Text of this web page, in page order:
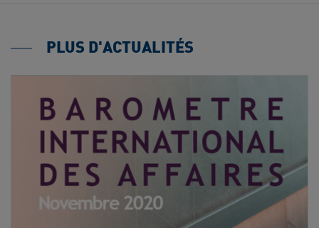
PLUS D'ACTUALITÉS